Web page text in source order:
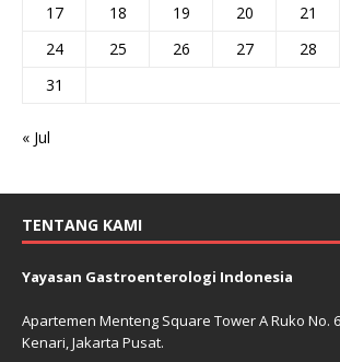
17
18 19 20 21
24
25 26 27 28
31
« Jul
TENTANG KAMI
Yayasan Gastroenterologi Indonesia
Apartemen Menteng Square Tower A Ruko No.
Kenari, Jakarta Pusat.